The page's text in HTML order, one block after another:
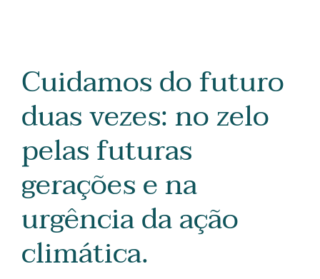
Cuidamos do futuro
duas vezes: no zelo
pelas futuras
gerações e na
urgência da ação
climática.